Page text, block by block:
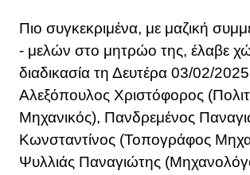
Πιο συγκεκριμένα, με μαζική
- μελών στo μητρώo της, έλαβε
διαδικασία τη Δευτέρα 03/02/
Αλεξόπουλος Χριστόφορος
Μηχανικός), Πανδρεμένος
Κωνσταντίνος (Τοπογράφος
Ψυλλιάς Παναγιώτης